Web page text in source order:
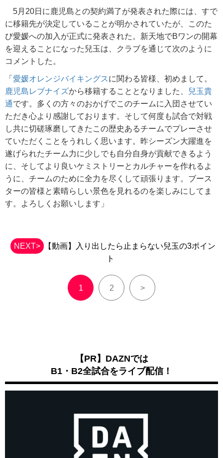
5月20日に鹿児島との契約満了が発表された際には、すで
に移籍先が決定していることが明かされていたが、このた
び愛媛への加入が正式に発表された。新天地でBワンの開幕
を迎えることになった兒玉は、クラブを通じて次のように
コメントした。
「 愛媛オレンジバイキングスに関わる皆様、初めまして。
鹿児島レブナイズから移籍することとなりました、
兒玉貴
通です。多くの方々のおかげでこのチームに入団させてい
ただき心より感謝しております。そして何度も試合で対戦
し共に切磋琢磨してきたこの歴史あるチームでプレーさせ
ていただくことをうれしく思います。昨シーズン大躍進を
遂げられたチーム力に少しでも自分自身が貢献できるよう
に、そしてより良いケミストリーとカルチャーを作れるよ
うに、チームのために全力を尽くして頑張ります。ブース
ターの皆様と素晴らしい景色を見れるのを楽しみにしてま
す。よろしくお願いします」
NEXT> 【動画】入り出したら止まらない兒玉の3ポイン
ト
1 2 >
【PR】DAZNでは
B1・B2全試合をライブ配信！